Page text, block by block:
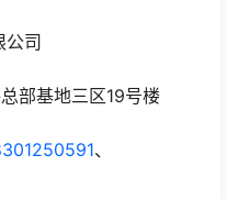
公司
部基地三区19号楼
、